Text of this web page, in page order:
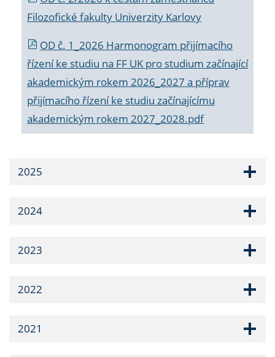
Filozofické fakulty Univerzity Karlovy
OD č. 1_2026 Harmonogram přijímacího
řízení ke studiu na FF UK pro studium začínající
akademickým rokem 2026_2027 a příprav
přijímacího řízení ke studiu začínajícímu
akademickým rokem 2027_2028.pdf
2025
2024
2023
2022
2021